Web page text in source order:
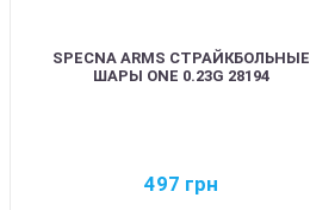
SPECNA ARMS СТРАЙКБОЛЬНЫЕ
ШАРЫ ONE 0.23G 28194
497 грн